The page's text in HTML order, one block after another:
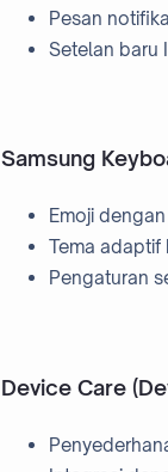
Pesan
Setelan baru
Samsung
Emoji
Tema adaptif
Pengaturan
Device Care